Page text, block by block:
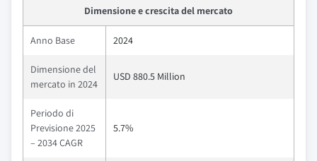
Dimensione e crescita del mercato
Anno Base 2024
Dimensione del
mercato in 2024
USD 880.5 Million
Periodo di
Previsione 2025
– 2034 CAGR
5.7%